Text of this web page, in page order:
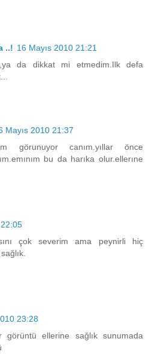
..! 16 Mayıs 2010 21:21
da dikkat mi etmedim.Ilk defa
Mayıs 2010 21:37
görunuyor canım.yıllar önce
bu da harıka olur.ellerıne
çok severim ama peynirli hiç
23:28
görüntü ellerine sağlık sunumada